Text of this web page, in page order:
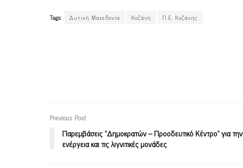
Tags: Δυτική Μακεδονία Κοζάνη Π.Ε. Κοζάνης
Previous Post
Παρεμβάσεις “Δημοκρατών – Προοδευτικό Κέντρο” για την
ενέργεια και τις λιγνιτικές μονάδες